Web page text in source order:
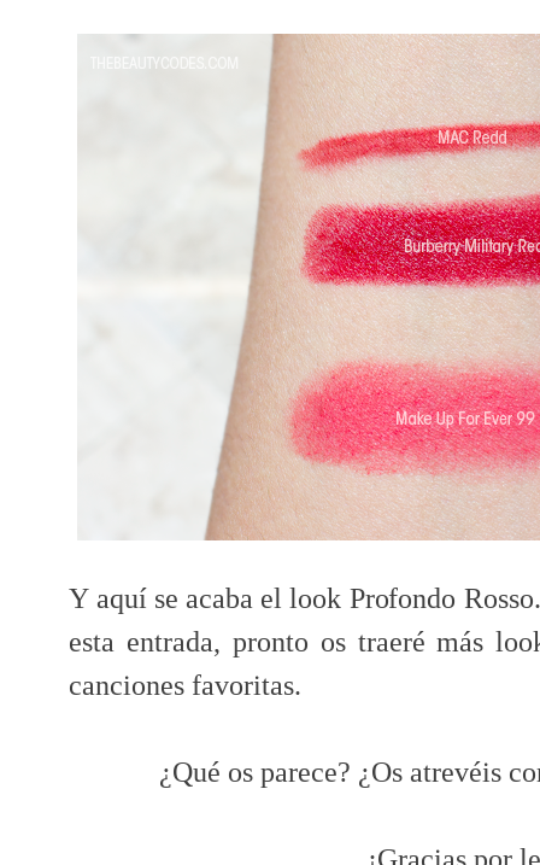
Y aquí se acaba el look Profondo
esta entrada, pronto os traeré más
canciones favoritas.
¿Qué os parece? ¿Os atrevéis